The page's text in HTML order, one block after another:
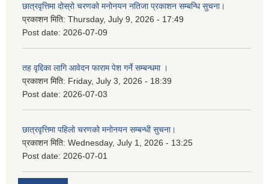
छात्रवृत्तिमा दोस्रो चरणको मनोनयन नतिजा प्रकाशन सम्बन्धि सुचना।
प्रकाशन मिति: Thursday, July 9, 2026 - 17:49
Post date: 2026-07-09
तह वृद्दिका लागि आवेदन फाराम पेश गर्ने सम्बन्धमा ।
प्रकाशन मिति: Friday, July 3, 2026 - 18:39
Post date: 2026-07-03
छात्रवृत्तिमा पहिलो चरणको मनोनयन सम्बन्धी सुचना।
प्रकाशन मिति: Wednesday, July 1, 2026 - 13:25
Post date: 2026-07-01